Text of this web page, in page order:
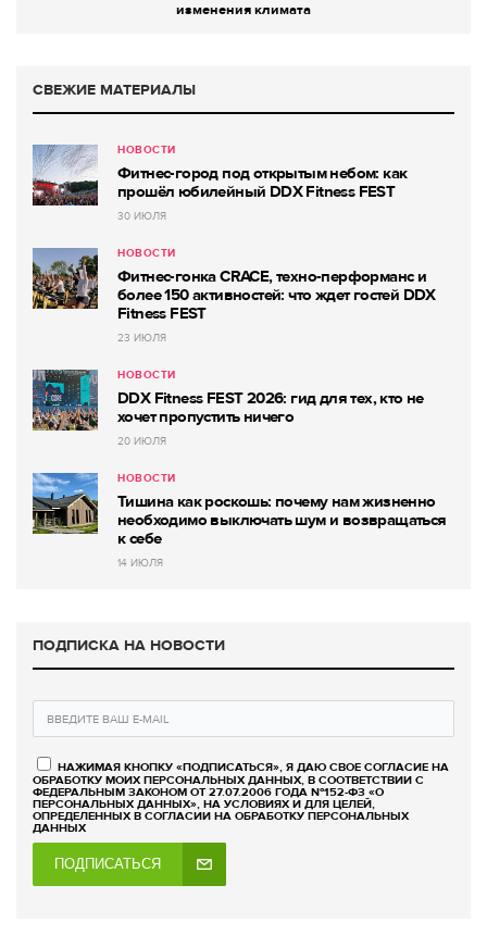
изменения климата
СВЕЖИЕ МАТЕРИАЛЫ
НОВОСТИ
Фитнес-город под открытым небом: как
прошёл юбилейный DDX Fitness FEST
30 ИЮЛЯ
НОВОСТИ
Фитнес-гонка CRACE, техно-перформанс и
более 150 активностей: что ждет гостей DDX
Fitness FEST
23 ИЮЛЯ
НОВОСТИ
DDX Fitness FEST 2026: гид для тех, кто не
хочет пропустить ничего
20 ИЮЛЯ
НОВОСТИ
Тишина как роскошь: почему нам жизненно
необходимо выключать шум и возвращаться
к себе
14 ИЮЛЯ
ПОДПИСКА НА НОВОСТИ
НАЖИМАЯ КНОПКУ «ПОДПИСАТЬСЯ», Я ДАЮ СВОЕ СОГЛАСИЕ НА
ОБРАБОТКУ МОИХ ПЕРСОНАЛЬНЫХ ДАННЫХ, В СООТВЕТСТВИИ С
ФЕДЕРАЛЬНЫМ ЗАКОНОМ ОТ 27.07.2006 ГОДА №152-ФЗ «О
ПЕРСОНАЛЬНЫХ ДАННЫХ», НА УСЛОВИЯХ И ДЛЯ ЦЕЛЕЙ,
ОПРЕДЕЛЕННЫХ В СОГЛАСИИ НА ОБРАБОТКУ ПЕРСОНАЛЬНЫХ
ДАННЫХ
ПОДПИСАТЬСЯ